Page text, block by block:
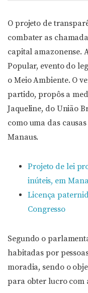
O projeto de
combater as
capital amazonense.
Popular, evento do
o Meio Ambiente. O
partido, propôs a
Jaqueline, do União
como uma das
Manaus.
Projeto de lei
inúteis, em
Licença
Congresso
Segundo o
habitadas por
moradia, sendo o
para obter lucro com